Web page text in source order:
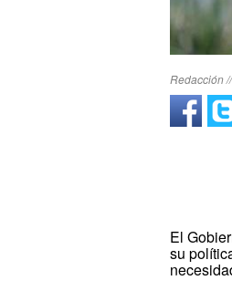
Redacción
El
su